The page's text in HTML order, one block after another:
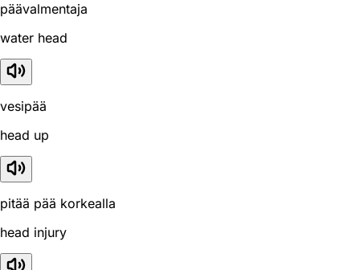
päävalmentaja
water head
vesipää
head up
pitää pää korkealla
head injury